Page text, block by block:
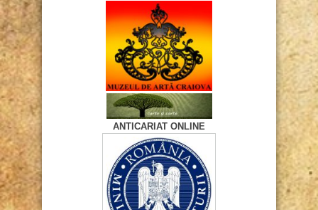
ANTICARIAT ONLINE